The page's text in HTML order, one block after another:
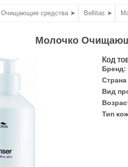
Очищающие средства ➤ Bellitas ➤
Молочко
Код
Бренд:
Вид
Тип